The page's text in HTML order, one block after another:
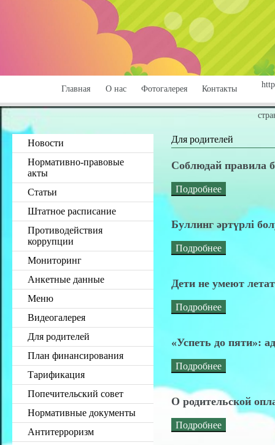
Главная О нас Фотогалерея Контакты
Новости
Нормативно-правовые
акты
Статьи
Штатное расписание
Противодействия
коррупции
Мониторинг
Анкетные данные
Меню
Видеогалерея
Для родителей
План финансирования
Тарификация
Попечительский совет
Нормативные документы
Антитерроризм
Для родителей
Соблюдай правила
Подробнее
Буллинг әртүрлі
Подробнее
Дети не умеют
Подробнее
«Успеть до пяти»:
Подробнее
О родительской
Подробнее